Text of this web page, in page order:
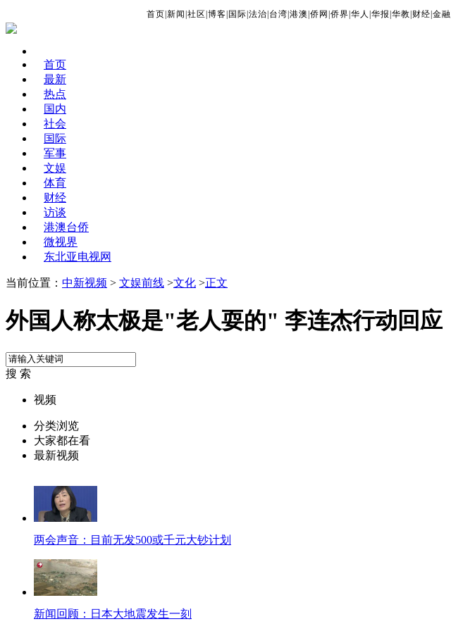
首页 新闻 社区 博客 国际 法治 台湾 港澳 侨网 侨界 华人 华报 华教 财经 金融
首页
最新
热点
国内
社会
国际
军事
文娱
体育
财经
访谈
港澳台侨
微视界
东北亚电视网
当前位置： 中新视频 > 文娱前线 >文化 >正文
外国人称太极是"老人耍的" 李连杰行动回应
搜 索
视频
分类浏览
大家都在看
最新视频
两会声音：目前无发500或千元大钞计划
新闻回顾：日本大地震发生一刻